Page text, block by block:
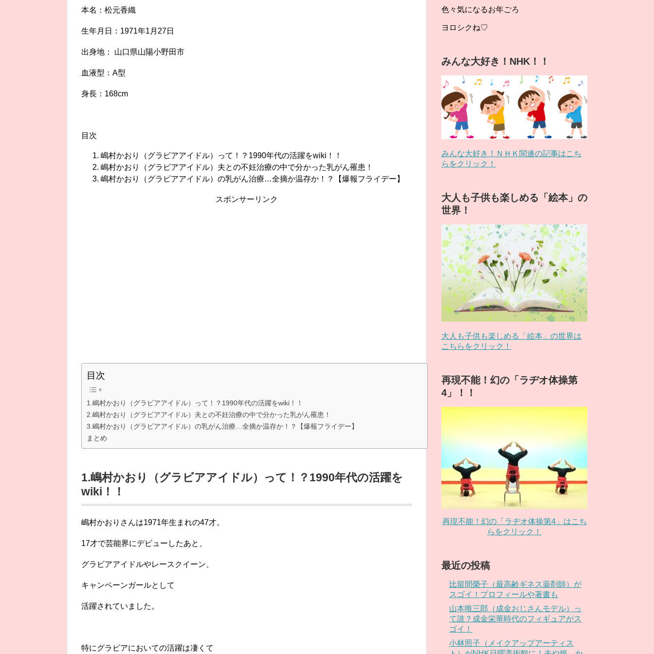
本名：松元香織
生年月日：1971年1月27日
出身地： 山口県山陽小野田市
血液型：A型
身長：168cm
目次
嶋村かおり（グラビアアイドル）って！？1990年代の活躍をwiki！！
嶋村かおり（グラビアアイドル）夫との不妊治療の中で分かった乳がん罹患！
嶋村かおり（グラビアアイドル）の乳がん治療…全摘か温存か！？【爆報フライデー】
スポンサーリンク
目次
1.嶋村かおり（グラビアアイドル）って！？1990年代の活躍をwiki！！
2.嶋村かおり（グラビアアイドル）夫との不妊治療の中で分かった乳がん罹患！
3.嶋村かおり（グラビアアイドル）の乳がん治療…全摘か温存か！？【爆報フライデー】
まとめ
1.嶋村かおり（グラビアアイドル）って！？1990年代の活躍を
wiki！！
嶋村かおりさんは1971年生まれの47才。
17才で芸能界にデビューしたあと、
グラビアアイドルやレースクイーン、
キャンペーンガールとして
活躍されていました。
特にグラビアにおいての活躍は凄くて
色々気になるお年ごろ
ヨロシクね♡
みんな大好き！NHK！！
みんな大好き！ＮＨＫ関連の記事はこち
らをクリック！
大人も子供も楽しめる「絵本」の
世界！
大人も子供も楽しめる「絵本」の世界は
こちらをクリック！
再現不能！幻の「ラヂオ体操第
4」！！
再現不能！幻の「ラヂオ体操第4」はこち
らをクリック！
最近の投稿
比留間榮子（最高齢ギネス薬剤師）が
スゴイ！プロフィールや著書も
山本唯三郎（成金おじさんモデル）っ
て誰？成金栄華時代のフィギュアがス
ゴイ！
小林照子（メイクアップアーティス